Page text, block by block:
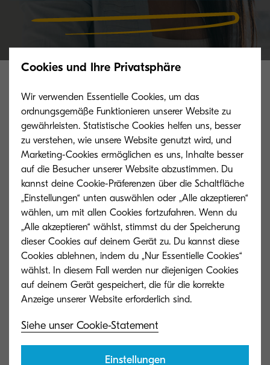
Verwandte Produkte
TK-5215C
Abdeckung von 5 %.
TK-5215M
Cookies und Ihre Privatsphäre
Wir verwenden Essentielle Cookies, um das
ordnungsgemäße Funktionieren unserer Website zu
gewährleisten. Statistische Cookies helfen uns, besser
zu verstehen, wie unsere Website genutzt wird, und
Marketing-Cookies ermöglichen es uns, Inhalte besser
auf die Besucher unserer Website abzustimmen. Du
kannst deine Cookie-Präferenzen über die Schaltfläche
„Einstellungen“ unten auswählen oder „Alle akzeptieren“
wählen, um mit allen Cookies fortzufahren. Wenn du
„Alle akzeptieren“ wählst, stimmst du der Speicherung
dieser Cookies auf deinem Gerät zu. Du kannst diese
Cookies ablehnen, indem du „Nur Essentielle Cookies“
wählst. In diesem Fall werden nur diejenigen Cookies
auf deinem Gerät gespeichert, die für die korrekte
Siehe unser Cookie-Statement
Einstellungen